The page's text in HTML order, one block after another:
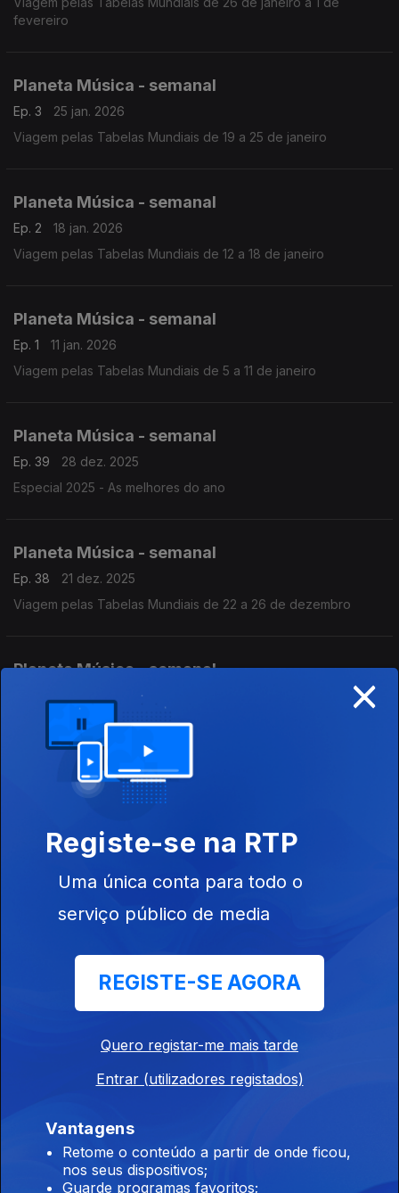
fevereiro
Planeta Música - semanal
Ep. 3
25 jan. 2026
Viagem pelas Tabelas Mundiais de 19 a 25 de janeiro
Planeta Música - semanal
Ep. 2
18 jan. 2026
Viagem pelas Tabelas Mundiais de 12 a 18 de janeiro
Planeta Música - semanal
Ep. 1
11 jan. 2026
Viagem pelas Tabelas Mundiais de 5 a 11 de janeiro
Planeta Música - semanal
Ep. 39
28 dez. 2025
Especial 2025 - As melhores do ano
Planeta Música - semanal
Ep. 38
21 dez. 2025
Viagem pelas Tabelas Mundiais de 22 a 26 de dezembro
Planeta Música - semanal
Viagem pelas Tabelas Mundiais de 8 a 14 de dezembro
Planeta Música - semanal
Viagem pelas Tabelas Mundiais de 1 a 7 de dezembro
Planeta Música - semanal
30 nov. 2025
Viagem pelas Tabelas Mundiais de 24 a 30 de novembro
23 nov. 2025
Viagem pelas Tabelas Mundiais de 17 a 23 de novembro
Planeta Música - semanal
09 nov. 2025
Viagem pelas Tabelas Mundiais de 3 a 9 de novembro
×
Registe-se na RTP
Uma única conta para todo o
serviço público de media
REGISTE-SE AGORA
Quero registar-me mais tarde
Entrar (utilizadores registados)
Vantagens
Retome o conteúdo a partir de onde ficou,
nos seus dispositivos;
Guarde programas favoritos;